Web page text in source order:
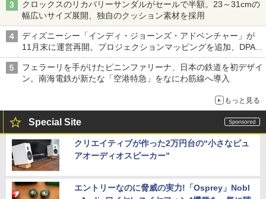
クロックスのリカバリーサンダルがセールで半額。23～31cmの
幅広いサイズ展開、独自のクッション素材を採用
ディズニーシー「インディ・ジョーンズ・アドベンチャー」が
11月末に運営再開。プロジェクションマッピングを追加、DPA
は1500円
フェラーリを手がけたピニンファリーナ、日本の鉄道を初デザイ
ン。南海電鉄が新たな「空港特急」をなにわ筋線へ導入
もっと見る
Special Site
クリエイティブが作った2万円台の“小さなピュ
アオーディオスピーカー”
エントリーなのに脅威の実力!「Osprey」Nobl